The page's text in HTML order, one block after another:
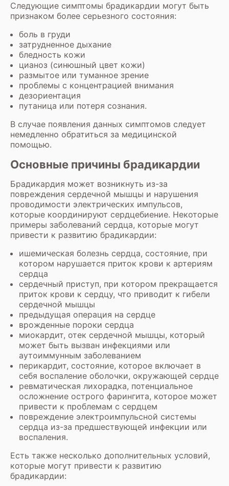
Следующие симптомы брадикардии могут быть
признаком более серьезного состояния:
боль в груди
затрудненное дыхание
бледность кожи
цианоз (синюшный цвет кожи)
размытое или туманное зрение
проблемы с концентрацией внимания
дезориентация
путаница или потеря сознания.
В случае появления данных симптомов следует
немедленно обратиться за медицинской
помощью.
Основные причины брадикардии
Брадикардия может возникнуть из-за
повреждения сердечной мышцы и нарушения
проводимости электрических импульсов,
которые координируют сердцебиение. Некоторые
примеры заболеваний сердца, которые могут
привести к развитию брадикардии:
ишемическая болезнь сердца, состояние, при
котором нарушается приток крови к артериям
сердца
сердечный приступ, при котором прекращается
приток крови к сердцу, что приводит к гибели
сердечной мышцы
предыдущая операция на сердце
врожденные пороки сердца
миокардит, отек сердечной мышцы, который
может быть вызван инфекциями или
аутоиммунным заболеванием
перикардит, состояние, которое включает в
себя воспаление оболочки, окружающей сердце
ревматическая лихорадка, потенциальное
осложнение острого фарингита, которое может
привести к проблемам с сердцем
повреждение электроимпульсной системы
сердца из-за предшествующей инфекции или
воспаления.
Есть также несколько дополнительных условий,
которые могут привести к развитию
брадикардии: